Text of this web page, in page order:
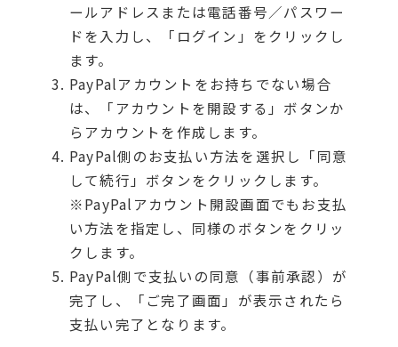
ールアドレスまたは電話番号／パスワー
ドを入力し、「ログイン」をクリックし
ます。
PayPalアカウントをお持ちでない場合
は、「アカウントを開設する」ボタンか
らアカウントを作成します。
PayPal側のお支払い方法を選択し「同意
して続行」ボタンをクリックします。
※PayPalアカウント開設画面でもお支払
い方法を指定し、同様のボタンをクリッ
クします。
PayPal側で支払いの同意（事前承認）が
完了し、「ご完了画面」が表示されたら
支払い完了となります。